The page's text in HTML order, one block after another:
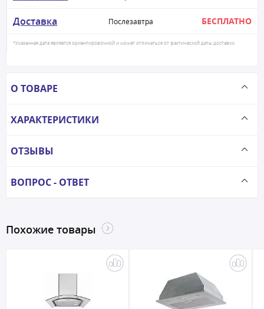
Доставка Послезавтра БЕСПЛАТНО
*Указанная дата является ориентировочной и может отличаться от фактической даты доставки
О ТОВАРЕ
ХАРАКТЕРИСТИКИ
ОТЗЫВЫ
ВОПРОС - ОТВЕТ
Похожие товары